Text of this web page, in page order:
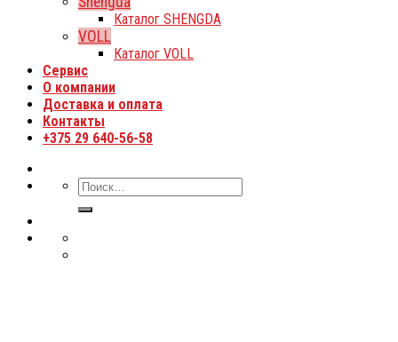
Каталог SHENGDA
VOLL
Каталог VOLL
Сервис
О компании
Доставка и оплата
Контакты
+375 29 640-56-58